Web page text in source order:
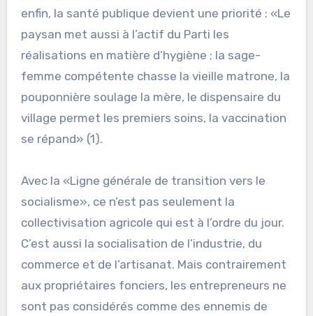
enfin, la santé publique devient une priorité : «Le
paysan met aussi à l’actif du Parti les
réalisations en matière d’hygiène ; la sage-
femme compétente chasse la vieille matrone, la
pouponnière soulage la mère, le dispensaire du
village permet les premiers soins, la vaccination
se répand» (1).
Avec la «Ligne générale de transition vers le
socialisme», ce n’est pas seulement la
collectivisation agricole qui est à l’ordre du jour.
C’est aussi la socialisation de l’industrie, du
commerce et de l’artisanat. Mais contrairement
aux propriétaires fonciers, les entrepreneurs ne
sont pas considérés comme des ennemis de